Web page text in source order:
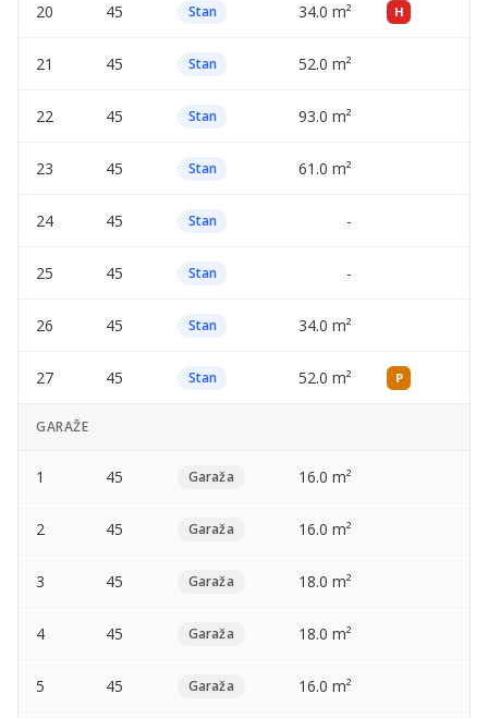
20 45 Stan 34.0 m² H
21 45 Stan 52.0 m²
22 45 Stan 93.0 m²
23 45 Stan 61.0 m²
24 45 Stan -
25 45 Stan -
26 45 Stan 34.0 m²
27 45 Stan 52.0 m² P
GARAŽE
1 45 Garaža 16.0 m²
2 45 Garaža 16.0 m²
3 45 Garaža 18.0 m²
4 45 Garaža 18.0 m²
5 45 Garaža 16.0 m²